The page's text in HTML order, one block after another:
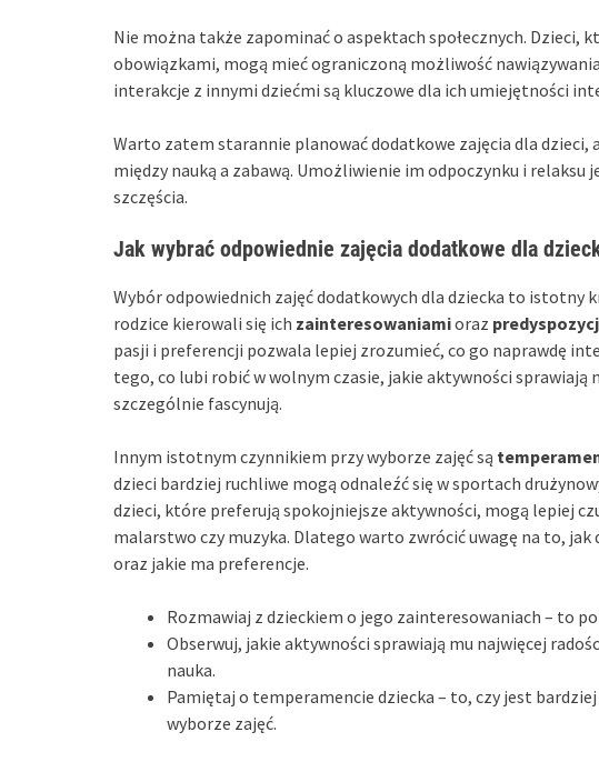
Nie można także zapominać o aspektach społecznych. Dzieci,
obowiązkami, mogą mieć ograniczoną możliwość
interakcje z innymi dziećmi są kluczowe dla ich umiejętności
Warto zatem starannie planować dodatkowe zajęcia dla dzieci,
między nauką a zabawą. Umożliwienie im odpoczynku i
szczęścia.
Jak wybrać odpowiednie zajęcia dodatkowe dla
Wybór odpowiednich zajęć dodatkowych dla dziecka to istotny
rodzice kierowali się ich zainteresowaniamioraz
pasji i preferencji pozwala lepiej zrozumieć, co go naprawdę
tego, co lubi robić w wolnym czasie, jakie aktywności sprawiają
szczególnie fascynują.
Innym istotnym czynnikiem przy wyborze zajęć są
dzieci bardziej ruchliwe mogą odnaleźć się w sportach
dzieci, które preferują spokojniejsze aktywności, mogą lepiej
malarstwo czy muzyka. Dlatego warto zwrócić uwagę na to,
oraz jakie ma preferencje.
Rozmawiaj z dzieckiem o jego zainteresowaniach – to
Obserwuj, jakie aktywności sprawiają mu najwięcej
nauka.
Pamiętaj o temperamencie dziecka – to, czy jest
wyborze zajęć.